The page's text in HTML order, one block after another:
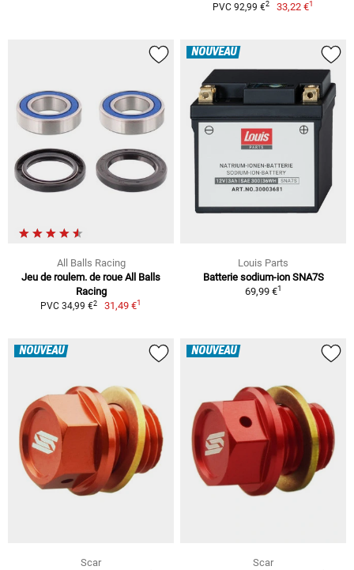
PVC 92,99 €2 33,22 €1
All Balls Racing
Jeu de roulem. de roue All Balls
Racing
PVC 34,99 €2 31,49 €1
NOUVEAU
Louis Parts
Batterie sodium-ion SNA7S
69,99 €1
NOUVEAU
Scar
NOUVEAU
Scar